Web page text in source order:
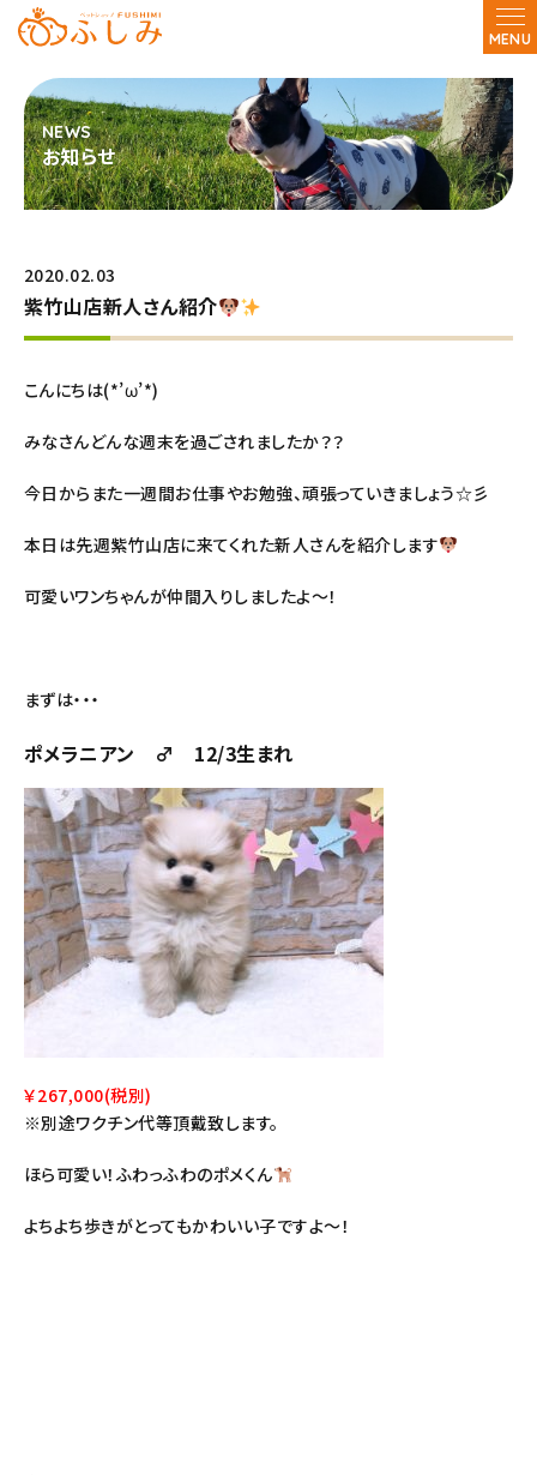
MENU
お知らせ
2020.02.03
紫竹山店新人さん紹介
こんにちは(*’ω’*)
みなさんどんな週末を過ごされましたか？？
今日からまた一週間お仕事やお勉強、頑張っていきましょう☆彡
本日は先週紫竹山店に来てくれた新人さんを紹介します
可愛いワンちゃんが仲間入りしましたよ～！
まずは・・・
ポメラニアン ♂ 12/3生まれ
￥267,000(税別)
※別途ワクチン代等頂戴致します。
ほら可愛い！ふわっふわのポメくん
よちよち歩きがとってもかわいい子ですよ～！